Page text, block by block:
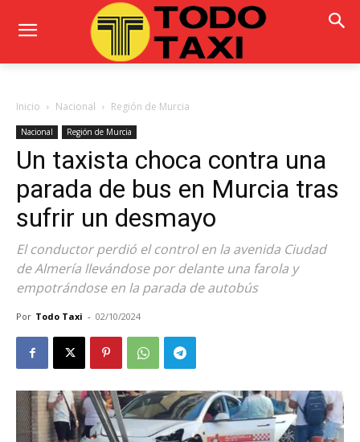
Inicio Nacional Región de Murcia
Nacional Región de Murcia
Un taxista choca contra una
parada de bus en Murcia tras
sufrir un desmayo
El conductor perdió el control en la avenida Ciudad
de Almería llevándose por delante una farola y
empotrándose en la parada de autobús
Por Todo Taxi - 02/10/2024